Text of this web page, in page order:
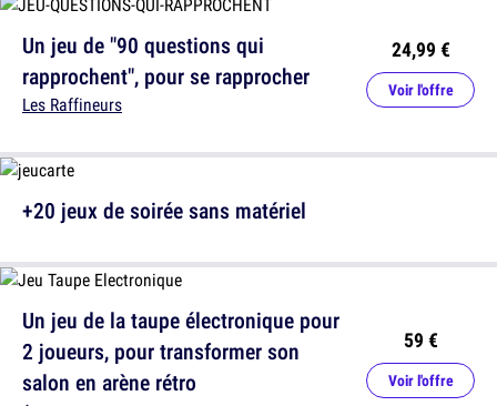
+20 jeux de soirée sans matériel
Un jeu de "90 questions qui
rapprochent", pour se rapprocher
Les Raffineurs
24,99 €
Voir l'offre
Un jeu de la taupe électronique pour
2 joueurs, pour transformer son
salon en arène rétro
59 €
Voir l'offre